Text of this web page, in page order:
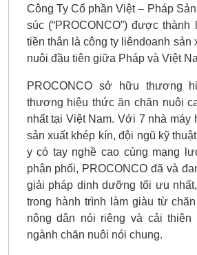
Công Ty Cổ phần Việt – Pháp
súc (“PROCONCO”) được
tiền thân là công ty liêndoanh sản
nuôi đầu tiên giữa Pháp và Việt
PROCONCO sở hữu thương
thương hiệu thức ăn chăn nuôi
nhất tại Việt Nam. Với 7 nhà máy
sản xuất khép kín, đội ngũ kỹ
y có tay nghề cao cùng mạng
phân phối, PROCONCO đã và
giải pháp dinh dưỡng tối ưu
trong hành trình làm giàu từ
nông dân nói riêng và cải thiện
ngành chăn nuôi nói chung.